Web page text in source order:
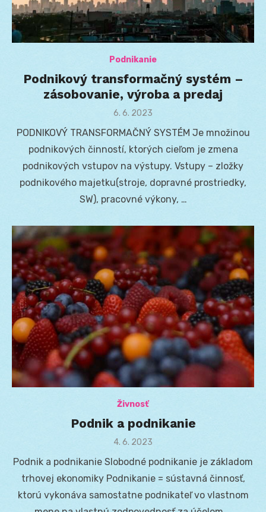
Podnikanie
Podnikový transformačný systém –
zásobovanie, výroba a predaj
Posted
6. 6. 2023
PODNIKOVÝ TRANSFORMAČNÝ SYSTÉM Je množinou
podnikových činností, ktorých cieľom je zmena
podnikových vstupov na výstupy. Vstupy – zložky
podnikového majetku(stroje, dopravné prostriedky,
SW), pracovné výkony, …
Živnosť
Podnik a podnikanie
Posted
4. 6. 2023
Podnik a podnikanie Slobodné podnikanie je základom
trhovej ekonomiky Podnikanie = sústavná činnosť,
ktorú vykonáva samostatne podnikateľ vo vlastnom